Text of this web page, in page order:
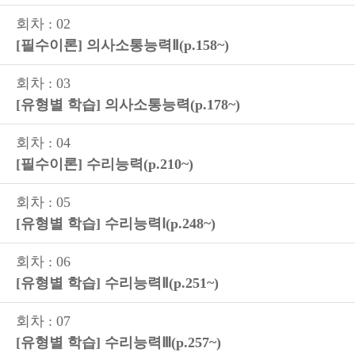
회차 : 02
[필수이론] 의사소통능력Ⅱ(p.158~)
회차 : 03
[유형별 학습] 의사소통능력(p.178~)
회차 : 04
[필수이론] 수리능력(p.210~)
회차 : 05
[유형별 학습] 수리능력Ⅰ(p.248~)
회차 : 06
[유형별 학습] 수리능력Ⅱ(p.251~)
회차 : 07
[유형별 학습] 수리능력Ⅲ(p.257~)